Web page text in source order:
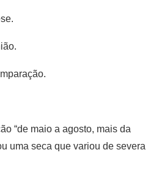
“de maio a agosto, mais da
uma seca que variou de severa